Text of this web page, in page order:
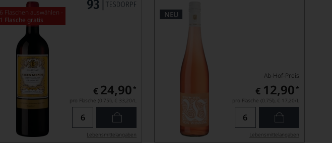
6 Flaschen auswählen -
1 Flasche gratis
€ 24,90 *
pro Flasche (0.75l), € 33,20/L
Lebensmittel­angaben
NEU
Ab-Hof-Preis
€ 12,90 *
pro Flasche (0.75l), € 17,20/L
Lebensmittel­angaben